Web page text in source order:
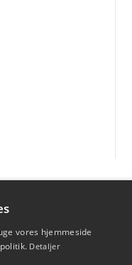
vores hjemmeside
Detaljer